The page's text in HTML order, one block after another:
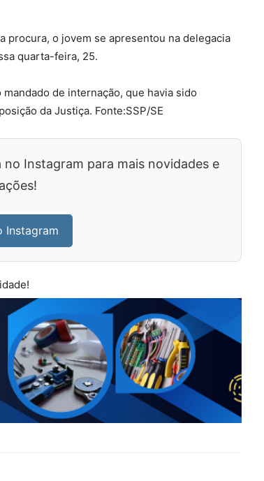
procura, o jovem se apresentou na delegacia
quarta-feira, 25.
de internação, que havia sido
da Justiça. Fonte:SSP/SE
no Instagram para mais novidades e
Instagram